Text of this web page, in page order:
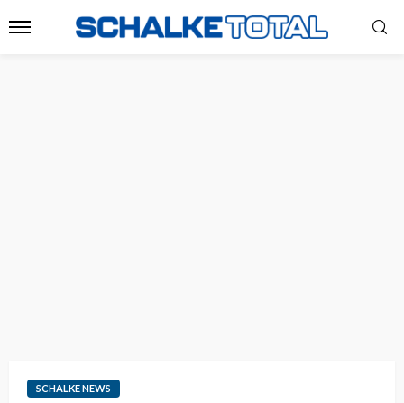
SCHALKE NEWS